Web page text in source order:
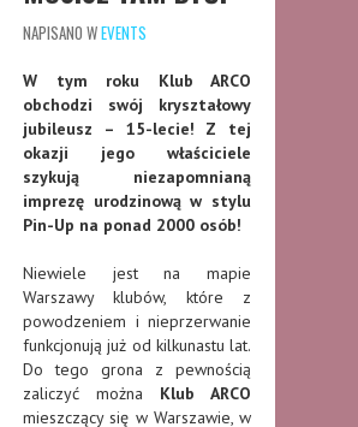
NAPISANO WEVENTS
W tym roku Klub ARCO
obchodzi swój kryształowy
jubileusz – 15-lecie! Z tej
okazji jego właściciele
szykują niezapomnianą
imprezę urodzinową w stylu
Pin-Up na ponad 2000 osób!
Niewiele jest na mapie
Warszawy klubów, które z
powodzeniem i nieprzerwanie
funkcjonują już od kilkunastu lat.
Do tego grona z pewnością
zaliczyć można Klub ARCO
mieszczący się w Warszawie, w